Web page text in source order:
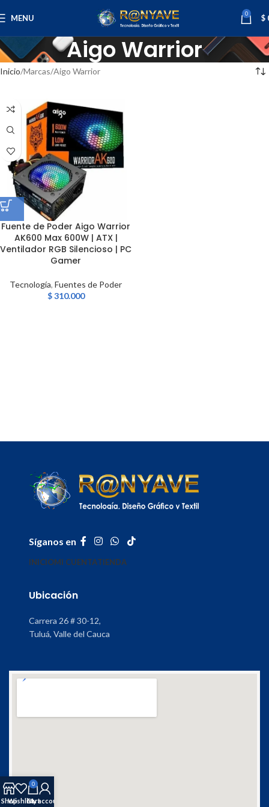
MENU 0 $
Aigo Warrior
Inicio Marcas Aigo Warrior
Fuente de Poder Aigo Warrior
AK600 Max 600W | ATX |
Ventilador RGB Silencioso | PC
Gamer
Tecnología, Fuentes de Poder
$310.000
Síganos en
INICIOMI CUENTATIENDA
Ubicación
Carrera 26 # 30-12,
Tuluá, Valle del Cauca
ShopWishlist
0
Cart
My account